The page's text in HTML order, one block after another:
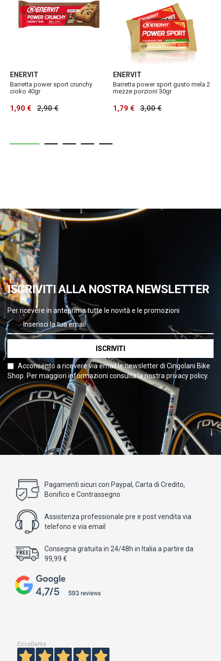
ENERVIT
Barretta power sport crunchy
cioko 40gr
1,90 € 2,90 €
ENERVIT
Barretta power sport gusto mela 2
mezze porzioni 30gr
1,79 € 3,00 €
ISCRIVITI ALLA NOSTRA NEWSLETTER
Per ricevere in anteprima tutte le novità e le promozioni
ISCRIVITI
Acconsento a ricevere via email le newsletter di Cingolani Bike
Shop. Per maggiori informazioni consulta la nostra privacy policy.
Pagamenti sicuri con Paypal, Carta di Credito,
Bonifico e Contrassegno
Assistenza professionale pre e post vendita via
telefono e via email
Consegna gratuita in 24/48h in Italia a partire da
99,99 €
Eccellente